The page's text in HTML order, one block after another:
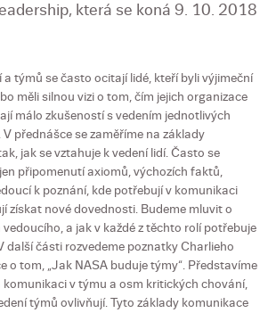
která se koná 9. 10. 2018
a týmů se často ocitají lidé, kteří byli výjimeční
měli silnou vizi o tom, čím jejich organizace
málo zkušeností s vedením jednotlivých
přednášce se zaměříme na základy
jak se vztahuje k vedení lidí. Často se
připomenutí axiomů, výchozích faktů,
k poznání, kde potřebují v komunikaci
získat nové dovednosti. Budeme mluvit o
a jak v každé z těchto rolí potřebuje
další části rozvedeme poznatky Charlieho
o tom, „Jak NASA buduje týmy“. Představíme
komunikaci v týmu a osm kritických chování,
týmů ovlivňují. Tyto základy komunikace